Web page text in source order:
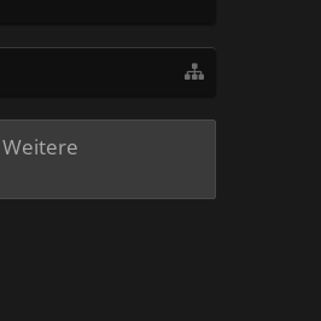
Weitere